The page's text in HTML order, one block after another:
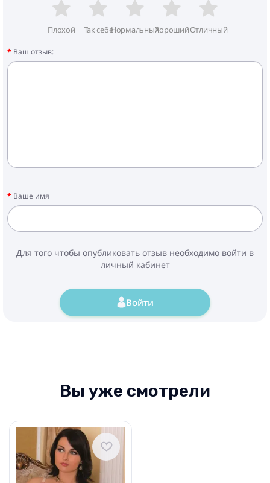
Плохой Так себеНормальныйХорошийОтличный
Ваш отзыв:
Ваше имя
Для того чтобы опубликовать отзыв необходимо войти в
личный кабинет
Войти
Вы уже смотрели